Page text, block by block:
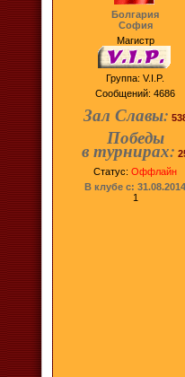
Болгария
София
Магистр
Группа: V.I.P.
Сообщений: 4686
Зал Славы:
Победы
в турнирах:
Статус: Оффлайн
В клубе с: 31.08.2014
1